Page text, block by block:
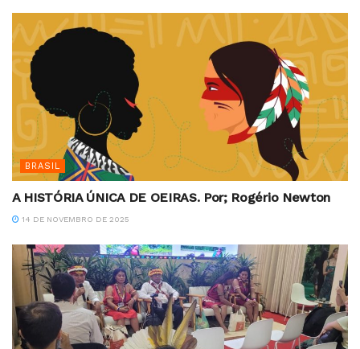
BRASIL
A HISTÓRIA ÚNICA DE OEIRAS. Por; Rogério Newton
14 DE NOVEMBRO DE 2025